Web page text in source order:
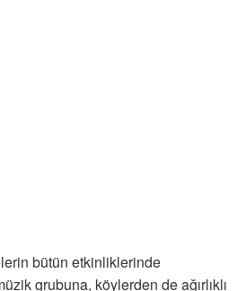
bütün etkinliklerinde
grubuna, köylerden de ağırlıklı